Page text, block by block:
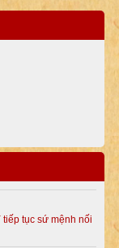
tiếp tục sứ mệnh nối